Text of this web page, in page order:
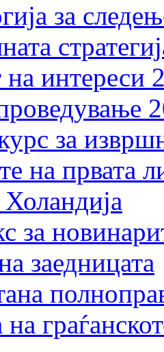
за
на интереси
за
на првата
за
заедницата
на